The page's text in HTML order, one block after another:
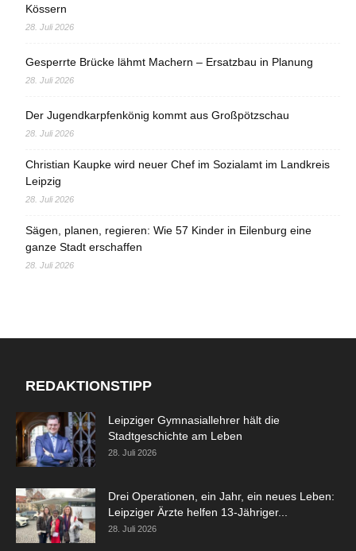
Kössern
28. Juli 2026
Gesperrte Brücke lähmt Machern – Ersatzbau in Planung
28. Juli 2026
Der Jugendkarpfenkönig kommt aus Großpötzschau
28. Juli 2026
Christian Kaupke wird neuer Chef im Sozialamt im Landkreis
Leipzig
28. Juli 2026
Sägen, planen, regieren: Wie 57 Kinder in Eilenburg eine
ganze Stadt erschaffen
28. Juli 2026
REDAKTIONSTIPP
Leipziger Gymnasiallehrer hält die
Stadtgeschichte am Leben
28. Juli 2026
Drei Operationen, ein Jahr, ein neues Leben:
Leipziger Ärzte helfen 13-Jähriger...
28. Juli 2026